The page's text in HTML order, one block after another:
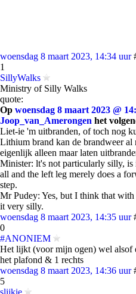
woensdag 8 maart 2023, 14:34 uur
1
SillyWalks
Ministry of Silly Walks
quote:
Op woensdag 8 maart 2023 @
Joop_van_Amerongen het
Liet-ie 'm uitbranden, of toch nog
Lithium brand kan de brandweer
eigenlijk alleen maar laten
Minister: lt's not particularly silly,
all and the left leg merely does a
step.
Mr Pudey: Yes, but I think that
it very silly.
woensdag 8 maart 2023, 14:35 uur
0
#ANONIEM
Het lijkt (voor mijn ogen) wel alsof
het plafond & 1 rechts
woensdag 8 maart 2023, 14:36 uur
5
slijkie